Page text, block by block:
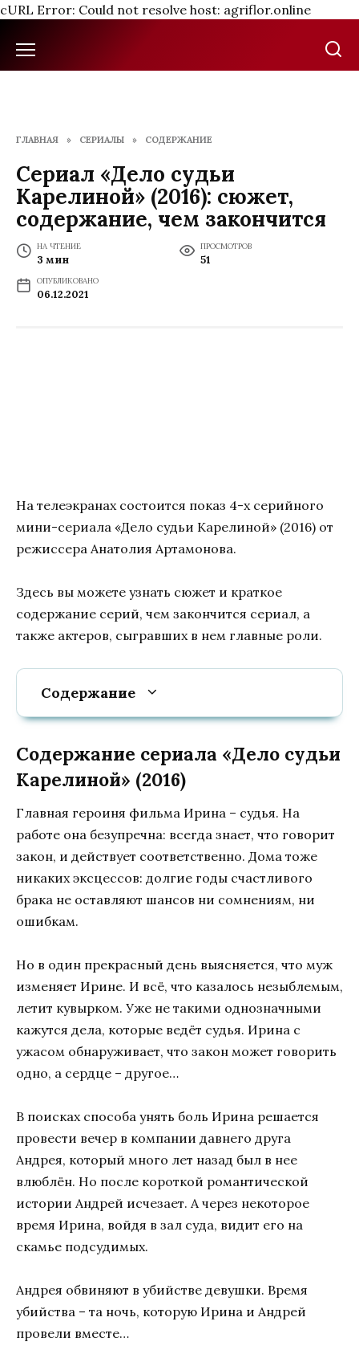
cURL Error: Could not resolve host: agriflor.online
содержанию
ГЛАВНАЯ » СЕРИАЛЫ » СОДЕРЖАНИЕ
Сериал «Дело судьи
Карелиной» (2016): сюжет,
содержание, чем закончится
НА ЧТЕНИЕ
3 мин
ПРОСМОТРОВ
51
ОПУБЛИКОВАНО
06.12.2021
На телеэкранах состоится показ 4-х серийного
мини-сериала «Дело судьи Карелиной» (2016) от
режиссера Анатолия Артамонова.
Здесь вы можете узнать сюжет и краткое
содержание серий, чем закончится сериал, а
также актеров, сыгравших в нем главные роли.
Содержание
Содержание сериала «Дело судьи
Карелиной» (2016)
Главная героиня фильма Ирина – судья. На
работе она безупречна: всегда знает, что говорит
закон, и действует соответственно. Дома тоже
никаких эксцессов: долгие годы счастливого
брака не оставляют шансов ни сомнениям, ни
ошибкам.
Но в один прекрасный день выясняется, что муж
изменяет Ирине. И всё, что казалось незыблемым,
летит кувырком. Уже не такими однозначными
кажутся дела, которые ведёт судья. Ирина с
ужасом обнаруживает, что закон может говорить
одно, а сердце – другое…
В поисках способа унять боль Ирина решается
провести вечер в компании давнего друга
Андрея, который много лет назад был в нее
влюблён. Но после короткой романтической
истории Андрей исчезает. А через некоторое
время Ирина, войдя в зал суда, видит его на
скамье подсудимых.
Андрея обвиняют в убийстве девушки. Время
убийства – та ночь, которую Ирина и Андрей
провели вместе…